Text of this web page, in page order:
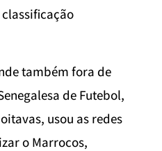
também fora de
de Futebol,
usou as redes
o Marrocos,